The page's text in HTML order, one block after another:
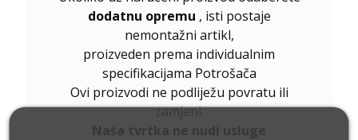
dodatnu opremu , isti postaje
nemontažni artikl,
proizveden prema individualnim
specifikacijama Potrošača
Ovi proizvodi ne podliježu povratu ili
zamjeni.